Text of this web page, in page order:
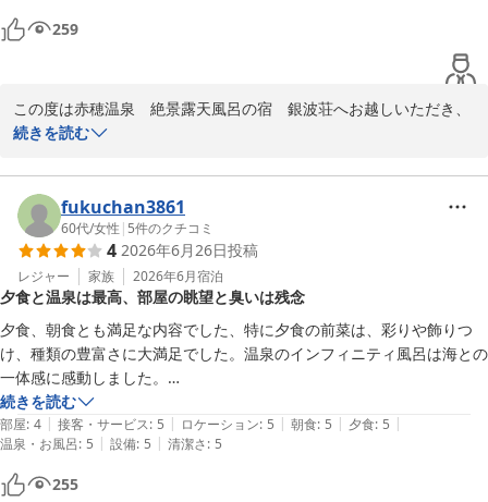
今回いただいたご意見は今後の献立管理や予約情報の確認体制を見
直す際の貴重な参考とさせていただきます。
次回お越しの際には、より快適にお過ごしいただけるよう努めてま
いります。
またのお越しを心よりお待ちしております。
2026-07-30
259
この度は赤穂温泉　絶景露天風呂の宿　銀波荘へお越しいただき、
誠にありがとうございます。
いお言葉です。
波音を感じながらの露天風呂は、当館でも自慢のひとときですの
で、そのようにおっしゃっていただけて安心いたしました。
一方で、客室の環境につきましては、ご不快な思いをさせてしまい
大変申し訳ございません。
お食事処からの匂いにより、せっかくのご滞在中に窓の開閉などで
ご苦労をおかけしましたこと、心よりお詫び申し上げます。
今回いただいたご意見は、今後の施設運営の参考にさせていただき
ます。
また赤穂の海をご覧になりたい機会がございましたら、ぜひお立ち
寄りください。
またのお越しを心よりお待ちしております。
続きを読む
fukuchan3861
60代/女性 | 5件のクチコミ
4 2026年6月26日投稿
レジャー 家族 2026年6月宿泊
夕食と温泉は最高、部屋の眺望と臭いは残念
夕食、朝食とも満足な内容でした、特に夕食の前菜は、彩りや飾りつ
け、種類の豊富さに大満足でした。温泉のインフィニティ風呂は海との
一体感に感動しました。
ワンランク上の、お部屋の空きがあるということで、変更していただい
たのですが、ご案内の際は前が海で眺望も良いということでしたが、ほ
ぼ建物で少し残念でした。トイレ、洗面所も、かび臭く使用されてなか
ったのかな？と感じましたが、それ以外は満足です
続きを読む
部屋: 4 | 接客・サービス: 5 | ロケーション: 5 | 朝食: 5 | 夕食: 5 |
温泉・お風呂: 5 | 設備: 5 | 清潔さ: 5
255